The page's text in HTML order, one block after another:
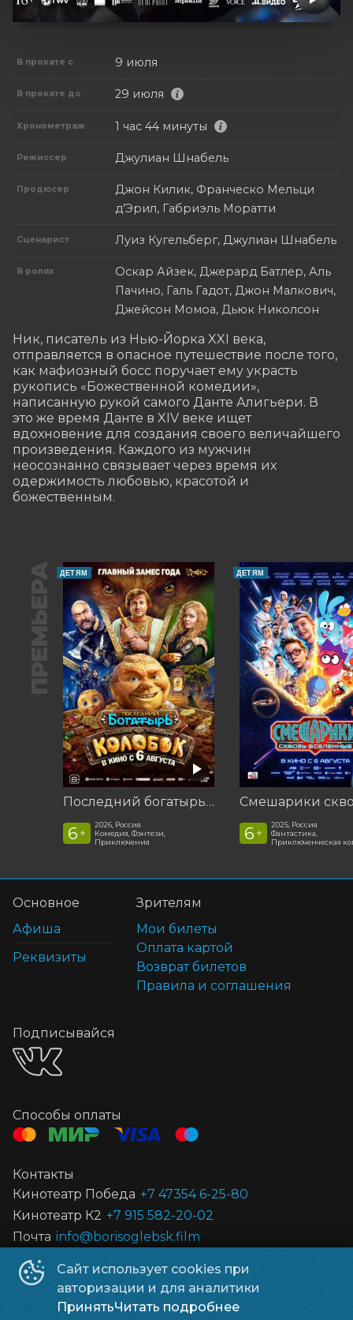
В прокате с 9 июля
В прокате до 29 июля
Хронометраж 1 час 44 минуты
Режиссер Джулиан Шнабель
Продюсер
Джон Килик, Франческо Мельци
д’Эрил, Габриэль Моратти
Сценарист Луиз Кугельберг, Джулиан Шнабель
В ролях
Оскар Айзек, Джерард Батлер, Аль
Пачино, Галь Гадот, Джон Малкович,
Джейсон Момоа, Дьюк Николсон
Ник, писатель из Нью-Йорка XXI века,
отправляется в опасное путешествие после того,
как мафиозный босс поручает ему украсть
рукопись «Божественной комедии»,
написанную рукой самого Данте Алигьери. В
это же время Данте в XIV веке ищет
вдохновение для создания своего величайшего
произведения. Каждого из мужчин
неосознанно связывает через время их
одержимость любовью, красотой и
божественным.
ПРЕМЬЕРА ДЕТЯМ
Последний богатырь. Колобок
6 +
2026, Россия
Комедия, Фэнтези,
Приключения
ДЕТЯМ
6 +
2025, Россия
Фантастика,
Приключенческая
Сайт использует cookies при
авторизации и для аналитики
ПринятьЧитать подробнее
Основное
Афиша
Реквизиты
Зрителям
Мои билеты
Оплата картой
Возврат билетов
Правила и соглашения
Подписывайся
Способы оплаты
Контакты
Кинотеатр Победа +7 47354 6-25-80
Кинотеатр К2 +7 915 582-20-02
Почта info@borisoglebsk.film
© 2026
Powered byp24.app